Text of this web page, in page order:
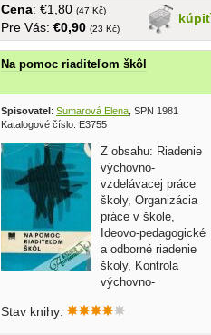
kúpiť
Cena: €1,80 (47 Kč)
Pre Vás: €0,90 (23 Kč)
Na pomoc riaditeľom škôl
Spisovatel: Sumarová Elena , SPN 1981
Katalogové číslo: E3755
Z obsahu: Riadenie
výchovno-
vzdelávacej práce
školy, Organizácia
práce v škole,
Ideovo-pedagogické
a odborné riadenie
školy, Kontrola
výchovno-
Stav knihy: